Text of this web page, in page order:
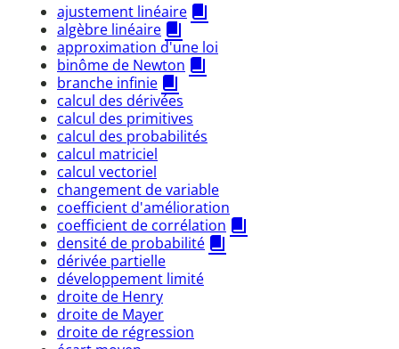
ajustement linéaire
algèbre linéaire
approximation d'une loi
binôme de Newton
branche infinie
calcul des dérivées
calcul des primitives
calcul des probabilités
calcul matriciel
calcul vectoriel
changement de variable
coefficient d'amélioration
coefficient de corrélation
densité de probabilité
dérivée partielle
développement limité
droite de Henry
droite de Mayer
droite de régression